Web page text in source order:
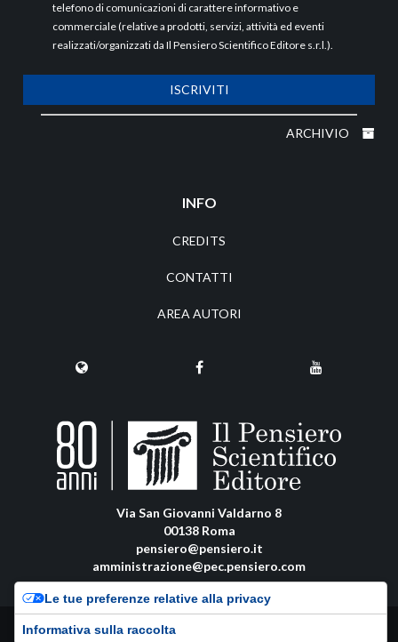
telefono di comunicazioni di carattere informativo e
commerciale (relative a prodotti, servizi, attività ed eventi
realizzati/organizzati da Il Pensiero Scientifico Editore s.r.l.).
ISCRIVITI
ARCHIVIO
INFO
CREDITS
CONTATTI
AREA AUTORI
Via San Giovanni Valdarno 8
00138 Roma
pensiero@pensiero.it
amministrazione@pec.pensiero.com
Riproduzione e diritti riservati - ISSN online: 0037-8798 |
Le tue preferenze relative alla privacy
Informativa sulla raccolta